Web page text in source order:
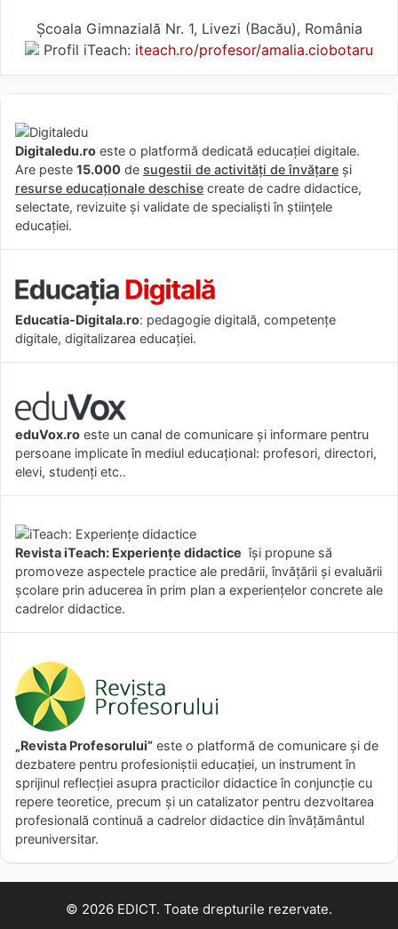
Școala Gimnazială Nr. 1, Livezi (Bacău), România
Profil iTeach: iteach.ro/profesor/amalia.ciobotaru
Digitaledu.ro este o platformă dedicată educației digitale.
Are peste 15.000 de sugestii de activități de învățare și
resurse educaționale deschise create de cadre didactice,
selectate, revizuite și validate de specialiști în științele
educației.
Educatia-Digitala.ro: pedagogie digitală, competențe
digitale, digitalizarea educației.
eduVox.ro este un canal de comunicare și informare pentru
persoane implicate în mediul educațional: profesori, directori,
elevi, studenți etc..
Revista iTeach: Experienţe didactice îşi propune să
promoveze aspectele practice ale predării, învăţării şi evaluării
şcolare prin aducerea în prim plan a experienţelor concrete ale
cadrelor didactice.
„Revista Profesorului” este o platformă de comunicare și de
dezbatere pentru profesioniștii educației, un instrument în
sprijinul reflecției asupra practicilor didactice în conjuncție cu
repere teoretice, precum și un catalizator pentru dezvoltarea
profesională continuă a cadrelor didactice din învățământul
preuniversitar.
© 2026 EDICT. Toate drepturile rezervate.